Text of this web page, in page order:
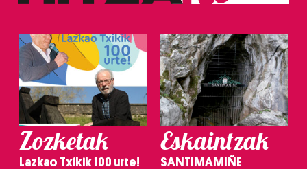
Zozketak
Lazkao Txikik 100 urte!
Eskaintzak
SANTIMAMIÑE